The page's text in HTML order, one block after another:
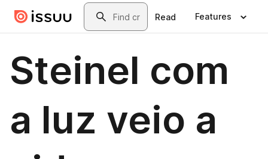
Skip to main contentSearch
Read Features
Steinel com
a luz veio a